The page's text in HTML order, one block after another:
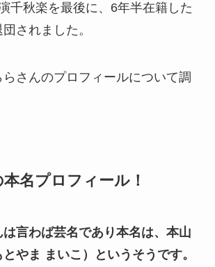
千秋楽を最後に、6年半在籍した
されました。
さんのプロフィールについて調
名プロフィール！
は言わば芸名であり本名は、本山
やま まいこ）というそうです。